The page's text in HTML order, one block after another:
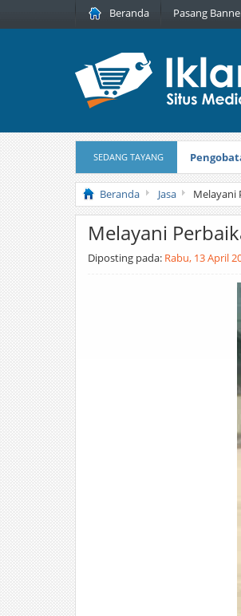
Beranda Pasang
SEDANG TAYANG
Pita
Beranda Jasa Melayani
Melayani
Diposting pada: Rabu, 13 April